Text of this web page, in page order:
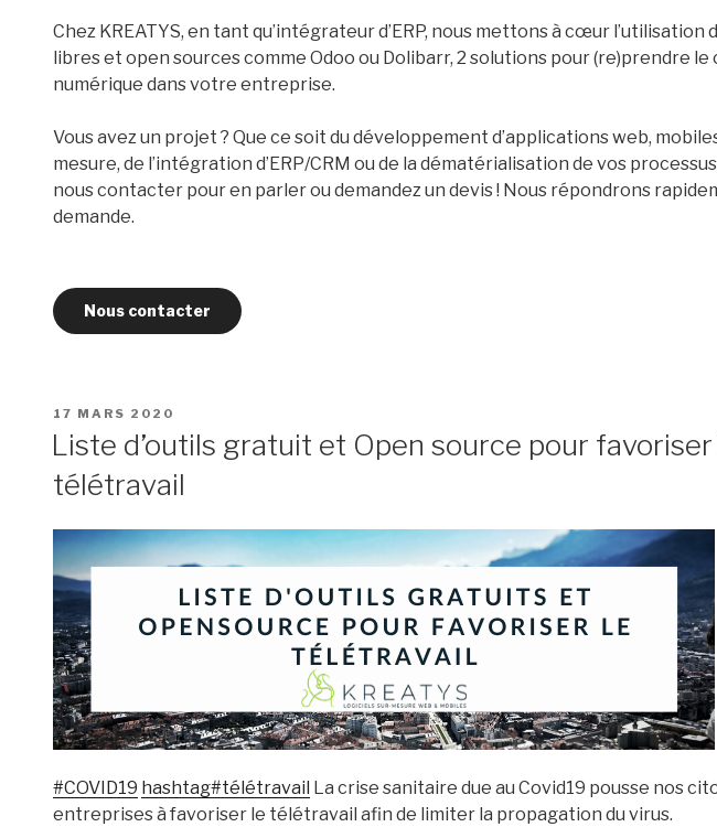
Chez KREATYS, en tant qu’intégrateur d’ERP, nous mettons à cœur l’utilisation
libres et open sources comme Odoo ou Dolibarr, 2 solutions pour (re)prendre le
numérique dans votre entreprise.
Vous avez un projet ? Que ce soit du développement d’applications web,
mesure, de l’intégration d’ERP/CRM ou de la dématérialisation de vos
nous contacter pour en parler ou demandez un devis ! Nous répondrons
demande.
Nous contacter
PUBLIÉ
17 MARS 2020
Liste d’outils gratuit et Open source pour favoriser
télétravail
#COVID19 hashtag#télétravail La crise sanitaire due au Covid19 pousse nos
entreprises à favoriser le télétravail afin de limiter la propagation du virus.